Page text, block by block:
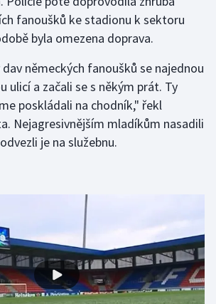
fanoušků ke stadionu k sektoru
byla omezena doprava.
německých fanoušků se najednou
ulicí a začali se s někým prát. Ty
poskládali na chodník," řekl
Nejagresivnějším mladíkům nasadili
je na služebnu.